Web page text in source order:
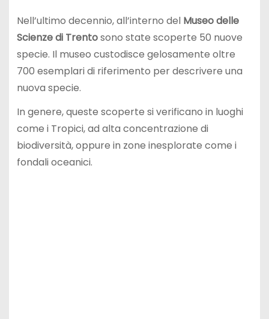
Nell’ultimo decennio, all’interno del Museo delle
Scienze di Trentosono state scoperte 50 nuove
specie. Il museo custodisce gelosamente oltre
700 esemplari di riferimento per descrivere una
nuova specie.
In genere, queste scoperte si verificano in luoghi
come i Tropici, ad alta concentrazione di
biodiversità, oppure in zone inesplorate come i
fondali oceanici.